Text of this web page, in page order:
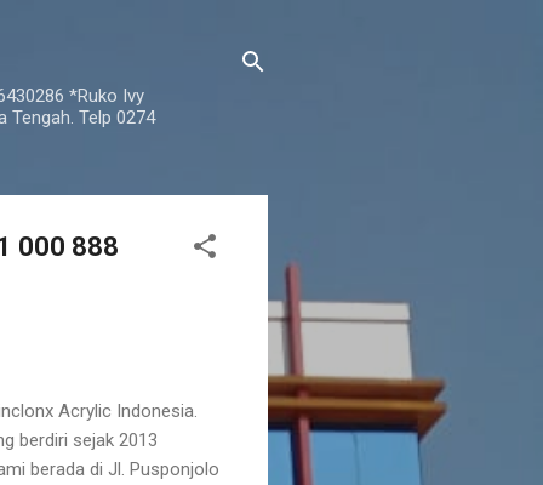
*Ruko Ivy
Tengah. Telp 0274
000 888
Acrylic Indonesia.
berdiri sejak 2013
berada di Jl. Pusponjolo